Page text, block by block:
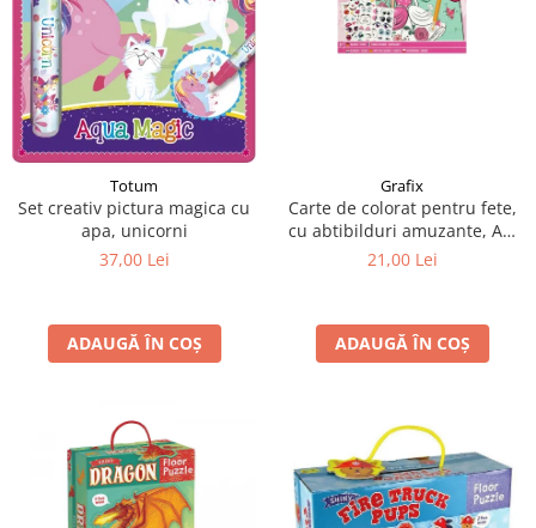
Totum
Set creativ pictura magica cu
apa, unicorni
37,00 Lei
ADAUGĂ ÎN COȘ
Grafix
Carte de colorat pentru fete,
cu abtibilduri amuzante, A4,
24 pagini
21,00 Lei
ADAUGĂ ÎN COȘ